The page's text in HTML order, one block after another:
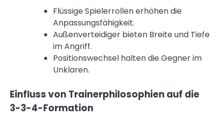
Flüssige Spielerrollen erhöhen die
Anpassungsfähigkeit.
Außenverteidiger bieten Breite und Tiefe
im Angriff.
Positionswechsel halten die Gegner im
Unklaren.
Einfluss von Trainerphilosophien auf die
3-3-4-Formation